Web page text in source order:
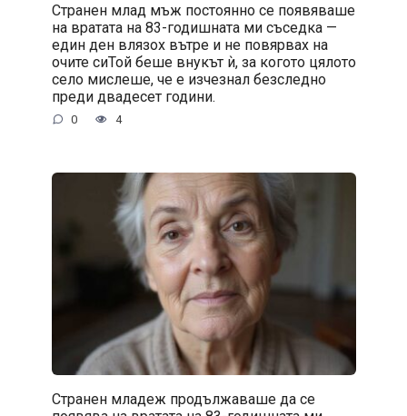
Странен млад мъж постоянно се появяваше
на вратата на 83-годишната ми съседка —
един ден влязох вътре и не повярвах на
очите сиТой беше внукът ѝ, за когото цялото
село мислеше, че е изчезнал безследно
преди двадесет години.
0 4
Странен младеж продължаваше да се